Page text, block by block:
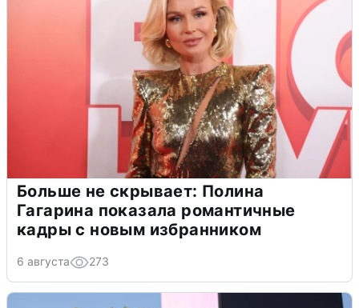
Больше не скрывает: Полина
Гагарина показала романтичные
кадры с новым избранником
6 августа 273